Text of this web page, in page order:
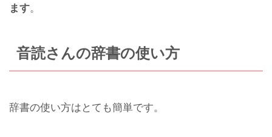
ます。
音読さんの辞書の使い方
辞書の使い方はとても簡単です。